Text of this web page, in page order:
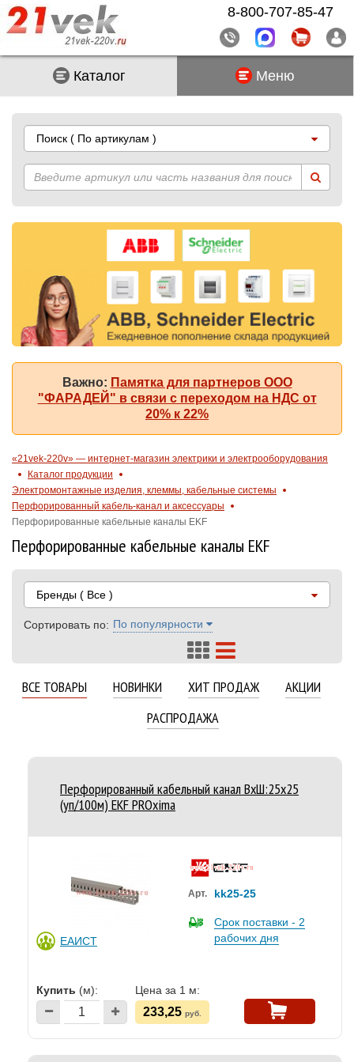
Каталог Меню
Поиск ( По артикулам )
Важно: Памятка для партнеров ООО
"ФАРАДЕЙ" в связи с переходом на НДС от
20% к 22%
«21vek-220v» — интернет-магазин электрики и электрооборудования
Каталог продукции
Электромонтажные изделия, клеммы, кабельные системы
Перфорированный кабель-канал и аксессуары
Перфорированные кабельные каналы EKF
Перфорированные кабельные каналы EKF
Бренды ( Все )
Сортировать по: По популярности
ВСЕ ТОВАРЫ НОВИНКИ ХИТ ПРОДАЖ
АКЦИИ
РАСПРОДАЖА
Перфорированный кабельный канал ВхШ:25х25
(уп/100м) EKF PROxima
ЕАИСТ
Арт. kk25-25
Срок поставки - 2
рабочих дня
Купить (м): Цена за 1 м:
233,25 руб.
8-800-707-85-47